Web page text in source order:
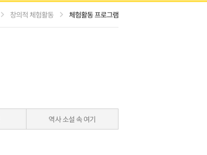
건강·안전 교육
미디어 리터러시
바른말 고운 말
미술활동
수업 활용 영상
학급 경영 자료
창의적 체험활동 체험활동 프로그램
역사 소설 속 여기